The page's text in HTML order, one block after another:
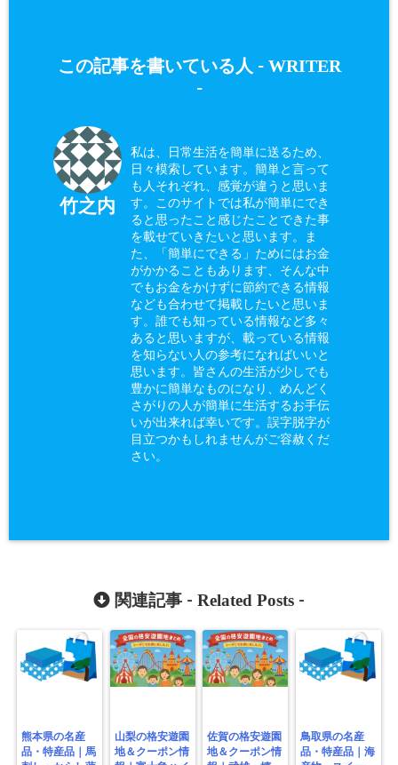
この記事を書いている人 - WRITER
-
竹之内
私は、日常生活を簡単に送るため、
日々模索しています。簡単と言って
も人それぞれ、感覚が違うと思いま
す。このサイトでは私が簡単にでき
ると思ったこと感じたことできた事
を載せていきたいと思います。ま
た、「簡単にできる」ためにはお金
がかかることもあります、そんな中
でもお金をかけずに節約できる情報
なども合わせて掲載したいと思いま
す。誰でも知っている情報など多々
あると思いますが、載っている情報
を知らない人の参考になればいいと
思います。皆さんの生活が少しでも
豊かに簡単なものになり、めんどく
さがりの人が簡単に生活するお手伝
いが出来れば幸いです。誤字脱字が
目立つかもしれませんがご容赦くだ
さい。
関連記事 - Related Posts -
熊本県の名産
品・特産品｜馬
山梨の格安遊園
地＆クーポン情
佐賀の格安遊園
地＆クーポン情
鳥取県の名産
品・特産品｜海